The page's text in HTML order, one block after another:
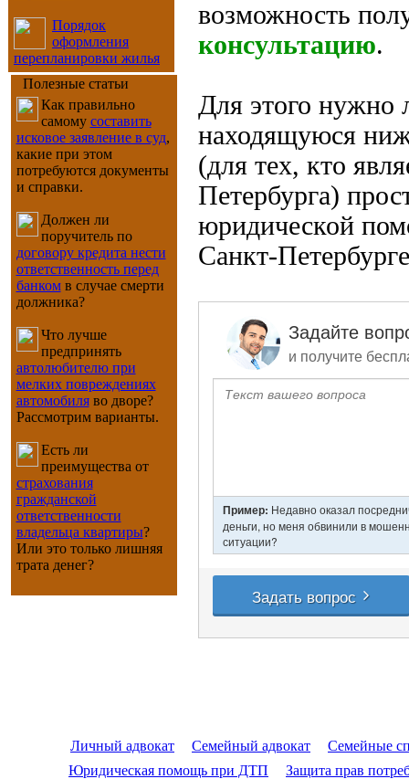
Порядок
оформления
перепланировки жилья
Полезные статьи
Как правильно
самому составить
исковое заявление в суд,
какие при этом
потребуются документы
и справки.
Должен ли
поручитель по
договору кредита нести
ответственность перед
банкомв случае смерти
должника?
Что лучше
предпринять
автолюбителю при
мелких повреждениях
автомобиляво дворе?
Рассмотрим варианты.
Есть ли
преимущества от
страхования
гражданской
ответственности
владельца квартиры?
Или это только лишняя
трата денег?
возможность
консультацию.
Для этого нужно
находящуюся
(для тех, кто
Петербурга)
юридической
Санкт-
Личный адвокат Семейный адвокат
Семейные
Юридическая помощь при ДТП
Защита прав